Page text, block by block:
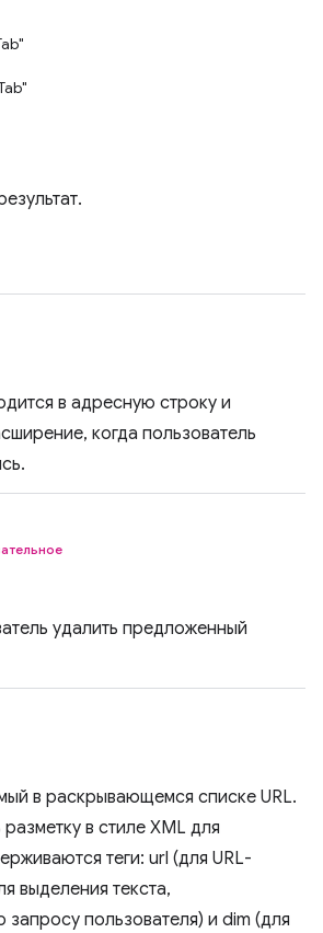
в адресную строку и
когда пользователь
удалить предложенный
в раскрывающемся списке URL.
в стиле XML для
теги: url (для URL-
выделения текста,
запросу пользователя) и dim (для